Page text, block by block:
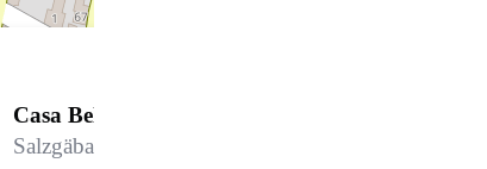
Casa Bellina 402
Salzgäbastrasse 1a, 7260 Davos Dorf